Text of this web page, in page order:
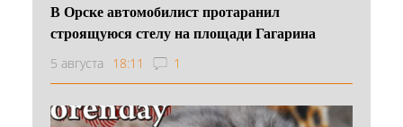
В Орске автомобилист протаранил
строящуюся стелу на площади Гагарина
5 августа 18:11 1